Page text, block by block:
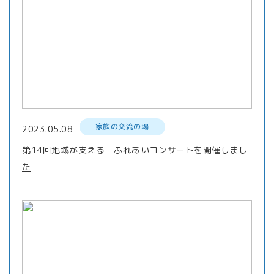
2023.05.08 家族の交流の場
第14回地域が支える ふれあいコンサートを開催しまし
た